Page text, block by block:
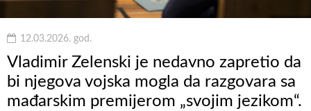
12.03.2026. god.
Vladimir Zelenski je nedavno zapretio da
bi njegova vojska mogla da razgovara sa
mađarskim premijerom „svojim jezikom“.